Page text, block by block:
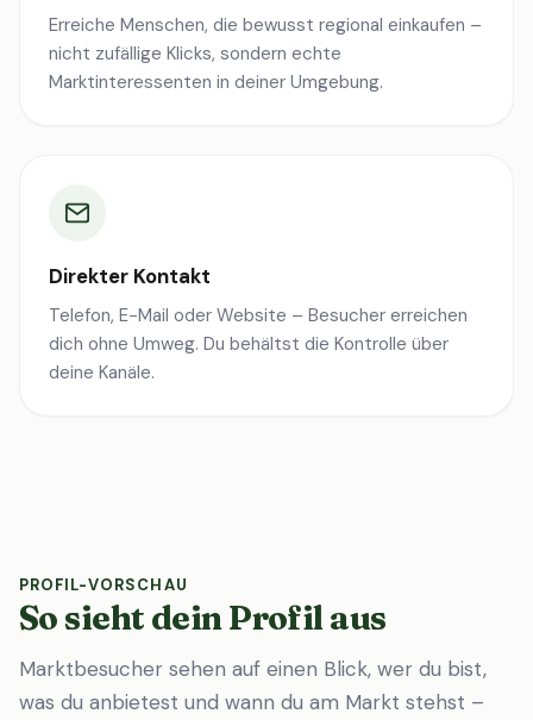
Erreiche Menschen, die bewusst regional einkaufen –
nicht zufällige Klicks, sondern echte
Marktinteressenten in deiner Umgebung.
Direkter Kontakt
Telefon, E-Mail oder Website – Besucher erreichen
dich ohne Umweg. Du behältst die Kontrolle über
deine Kanäle.
PROFIL-VORSCHAU
So sieht dein Profil aus
Marktbesucher sehen auf einen Blick, wer du bist,
was du anbietest und wann du am Markt stehst –